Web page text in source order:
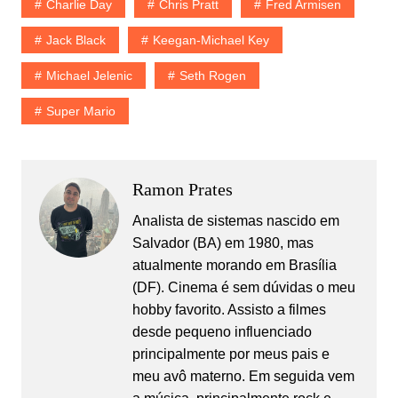
Charlie Day Chris Pratt Fred Armisen
Jack Black Keegan-Michael Key
Michael Jelenic Seth Rogen
Super Mario
Ramon Prates
Analista de sistemas nascido em
Salvador (BA) em 1980, mas
atualmente morando em Brasília
(DF). Cinema é sem dúvidas o meu
hobby favorito. Assisto a filmes
desde pequeno influenciado
principalmente por meus pais e
meu avô materno. Em seguida vem